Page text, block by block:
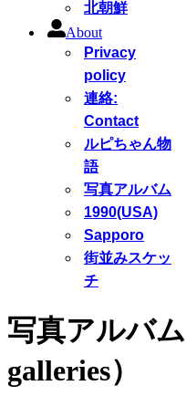
北朝鮮
About
Privacy
policy
連絡:
Contact
ルピちゃん物
語
写真アルバム
1990(USA)
Sapporo
街並みスケッ
チ
写真アルバ
galleries）